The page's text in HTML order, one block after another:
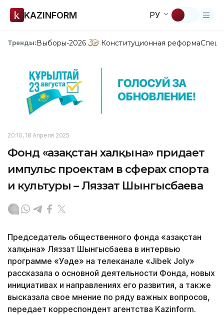
KAZINFORM РУ
Тренды:Выборы-2026 Конституционная реформа
20:10, 18 Апреля 2025
Фонд «Қазақстан халқына» придает
импульс проектам в сферах спорта
и культуры – Ляззат Шынгысбаева
Председатель общественного фонда «Қазақстан
халқына» Ляззат Шынгысбаева в интервью
программе «Уәде» на телеканале «Jibek Joly»
рассказала о основной деятельности Фонда, новых
инициативах и направлениях его развития, а также
высказала свое мнение по ряду важных вопросов,
передает корреспондент агентства Kazinform.